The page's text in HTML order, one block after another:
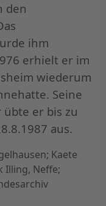
den
ihm
erhielt er im
wiederum
Seine
er bis zu
aus.
Kaete
Illing, Neffe;